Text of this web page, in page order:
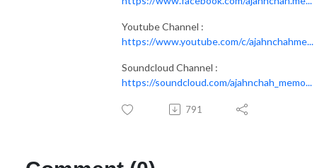
Youtube Channel :
https://www.youtube.com/c/ajahnchahme...
Soundcloud Channel :
https://soundcloud.com/ajahnchah_memo...
791